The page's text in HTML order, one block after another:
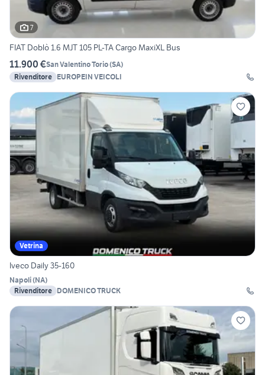
7
FIAT Doblò 1.6 MJT 105 PL-TA Cargo MaxiXL Bus
11.900 €San Valentino Torio(SA)
Rivenditore EUROPEIN VEICOLI
Vetrina
Iveco Daily 35-160
Napoli(NA)
Rivenditore DOMENICO TRUCK